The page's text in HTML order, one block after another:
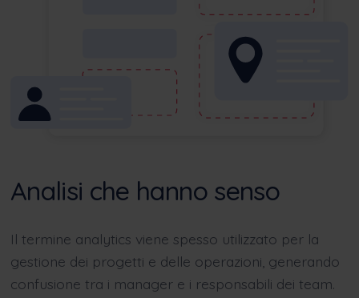
Analisi che hanno senso
Il termine analytics viene spesso utilizzato per la
gestione dei progetti e delle operazioni, generando
confusione tra i manager e i responsabili dei team.